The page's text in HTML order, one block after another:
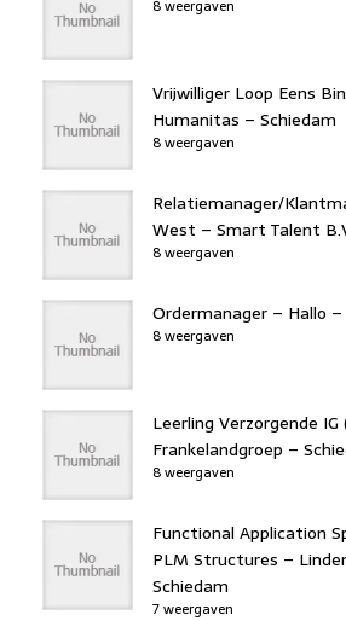
8 weergaven
Vrijwilliger Loop Eens
Humanitas – Schiedam
8 weergaven
Relatiemanager/
West – Smart Talent
8 weergaven
Ordermanager – Hallo –
8 weergaven
Leerling Verzorgende IG
Frankelandgroep –
8 weergaven
Functional Application
PLM Structures –
Schiedam
7 weergaven